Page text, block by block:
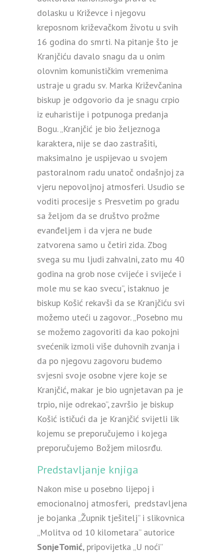
dolasku u Križevce i njegovu
kreposnom križevačkom životu u svih
16 godina do smrti. Na pitanje što je
Kranjčiću davalo snagu da u onim
olovnim komunističkim vremenima
ustraje u gradu sv. Marka Križevčanina
biskup je odgovorio da je snagu crpio
iz euharistije i potpunoga predanja
Bogu. „Kranjčić je bio željeznoga
karaktera, nije se dao zastrašiti,
maksimalno je uspijevao u svojem
pastoralnom radu unatoč ondašnjoj za
vjeru nepovoljnoj atmosferi. Usudio se
voditi procesije s Presvetim po gradu
sa željom da se društvo prožme
evanđeljem i da vjera ne bude
zatvorena samo u četiri zida. Zbog
svega su mu ljudi zahvalni, zato mu 40
godina na grob nose cvijeće i svijeće i
mole mu se kao svecu”, istaknuo je
biskup Košić rekavši da se Kranjčiću svi
možemo uteći u zagovor. „Posebno mu
se možemo zagovoriti da kao pokojni
svećenik izmoli više duhovnih zvanja i
da po njegovu zagovoru budemo
svjesni svoje osobne vjere koje se
Kranjčić, makar je bio ugnjetavan pa je
trpio, nije odrekao”, završio je biskup
Košić ističući da je Kranjčić svijetli lik
kojemu se preporučujemo i kojega
preporučujemo Božjem milosrđu.
Predstavljanje knjiga
Nakon mise u posebno lijepoj i
emocionalnoj atmosferi, predstavljena
je bojanka „Župnik tješitelj” i slikovnica
„Molitva od 10 kilometara” autorice
SonjeTomić, pripovijetka „U noći”